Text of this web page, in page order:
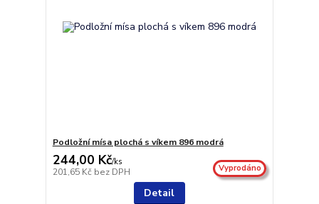
Podložní mísa plochá s víkem 896 modrá
244,00 Kč/ks
201,65 Kč bez DPH Vyprodáno
Detail